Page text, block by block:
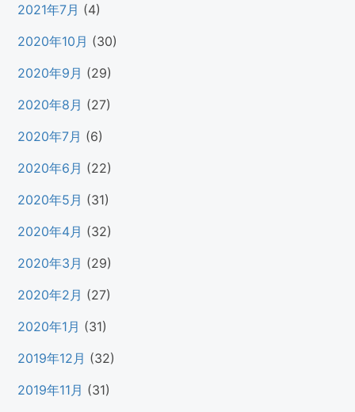
2021年7月 (4)
2020年10月 (30)
2020年9月 (29)
2020年8月 (27)
2020年7月 (6)
2020年6月 (22)
2020年5月 (31)
2020年4月 (32)
2020年3月 (29)
2020年2月 (27)
2020年1月 (31)
2019年12月 (32)
2019年11月 (31)